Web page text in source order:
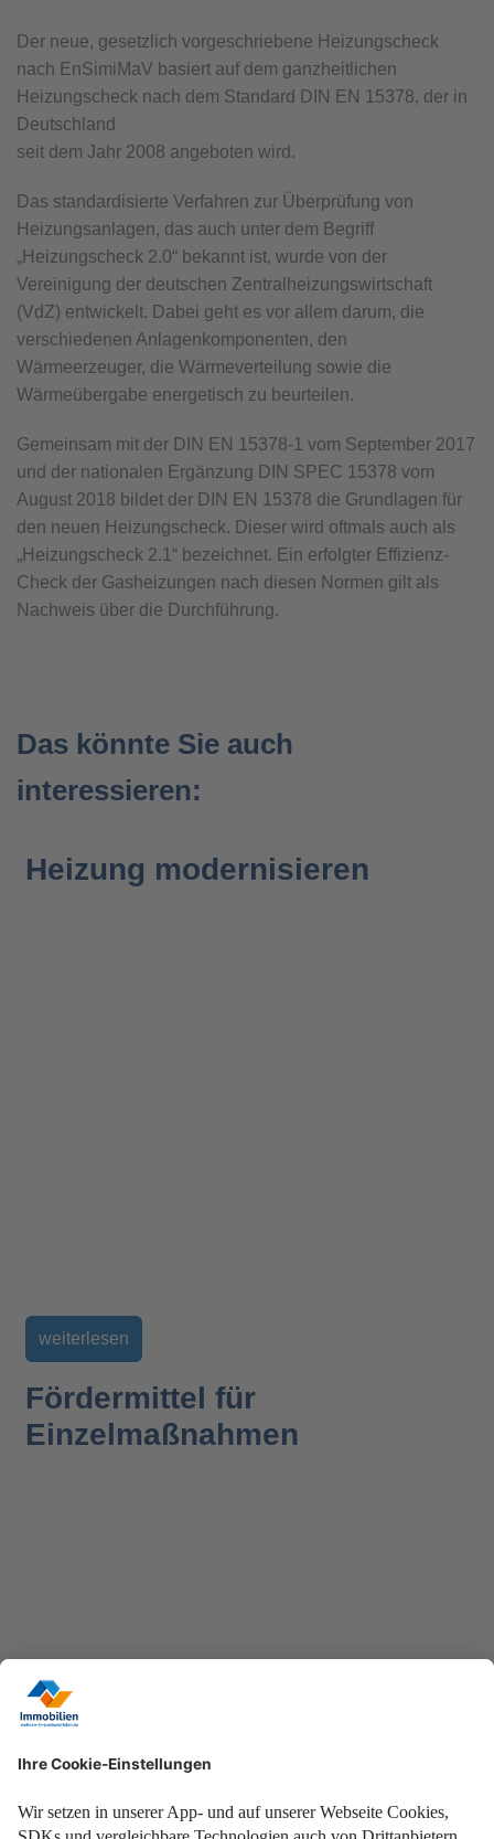
Der neue, gesetzlich vorgeschriebene Heizungscheck
nach EnSimiMaV basiert auf dem ganzheitlichen
Heizungscheck nach dem Standard DIN EN 15378, der in
Deutschland
seit dem Jahr 2008 angeboten wird.
Das standardisierte Verfahren zur Überprüfung von
Heizungsanlagen, das auch unter dem Begriff
„Heizungscheck 2.0“ bekannt ist, wurde von der
Vereinigung der deutschen Zentralheizungswirtschaft
(VdZ) entwickelt. Dabei geht es vor allem darum, die
verschiedenen Anlagenkomponenten, den
Wärmeerzeuger, die Wärmeverteilung sowie die
Wärmeübergabe energetisch zu beurteilen.
Gemeinsam mit der DIN EN 15378-1 vom September 2017
und der nationalen Ergänzung DIN SPEC 15378 vom
August 2018 bildet der DIN EN 15378 die Grundlagen für
den neuen Heizungscheck. Dieser wird oftmals auch als
„Heizungscheck 2.1“ bezeichnet. Ein erfolgter Effizienz-
Check der Gasheizungen nach diesen Normen gilt als
Nachweis über die Durchführung.
Das könnte Sie auch
interessieren:
Heizung modernisieren
weiterlesen
Fördermittel für
Einzelmaßnahmen